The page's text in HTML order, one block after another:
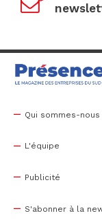
Qui sommes-nous
L'équipe
Publicité
S'abonner à la